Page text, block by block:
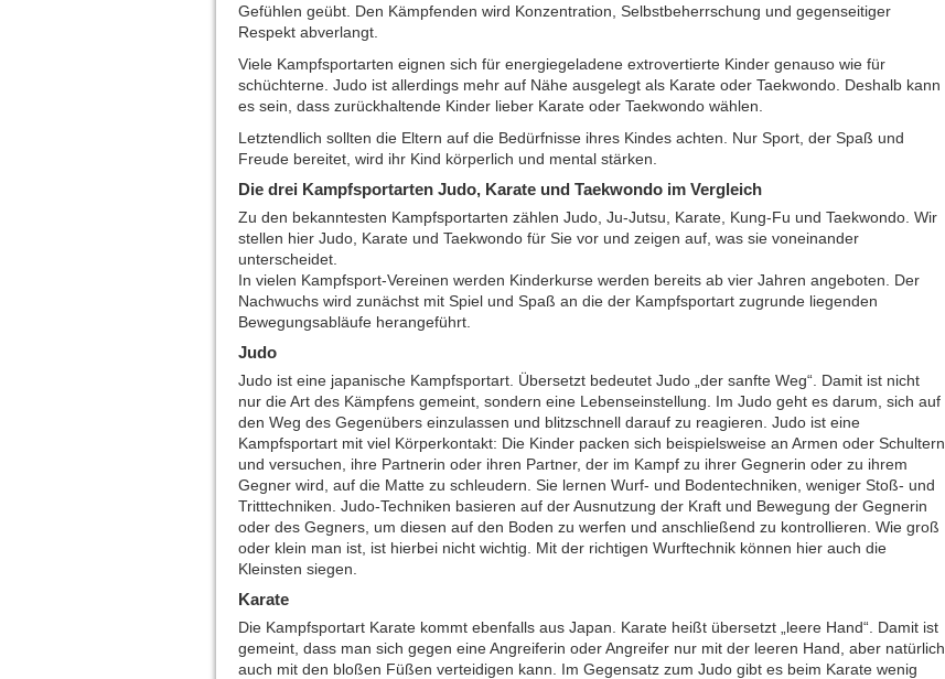
Gefühlen geübt. Den Kämpfenden wird Konzentration, Selbstbeherrschung und gegenseitiger
Respekt abverlangt.
Viele Kampfsportarten eignen sich für energiegeladene extrovertierte Kinder genauso wie für
schüchterne. Judo ist allerdings mehr auf Nähe ausgelegt als Karate oder Taekwondo. Deshalb kann
es sein, dass zurückhaltende Kinder lieber Karate oder Taekwondo wählen.
Letztendlich sollten die Eltern auf die Bedürfnisse ihres Kindes achten. Nur Sport, der Spaß und
Freude bereitet, wird ihr Kind körperlich und mental stärken.
Die drei Kampfsportarten Judo, Karate und Taekwondo im Vergleich
Zu den bekanntesten Kampfsportarten zählen Judo, Ju-Jutsu, Karate, Kung-Fu und Taekwondo. Wir
stellen hier Judo, Karate und Taekwondo für Sie vor und zeigen auf, was sie voneinander
unterscheidet.
In vielen Kampfsport-Vereinen werden Kinderkurse werden bereits ab vier Jahren angeboten. Der
Nachwuchs wird zunächst mit Spiel und Spaß an die der Kampfsportart zugrunde liegenden
Bewegungsabläufe herangeführt.
Judo
Judo ist eine japanische Kampfsportart. Übersetzt bedeutet Judo „der sanfte Weg“. Damit ist nicht
nur die Art des Kämpfens gemeint, sondern eine Lebenseinstellung. Im Judo geht es darum, sich auf
den Weg des Gegenübers einzulassen und blitzschnell darauf zu reagieren. Judo ist eine
Kampfsportart mit viel Körperkontakt: Die Kinder packen sich beispielsweise an Armen oder Schultern
und versuchen, ihre Partnerin oder ihren Partner, der im Kampf zu ihrer Gegnerin oder zu ihrem
Gegner wird, auf die Matte zu schleudern. Sie lernen Wurf- und Bodentechniken, weniger Stoß- und
Tritttechniken. Judo-Techniken basieren auf der Ausnutzung der Kraft und Bewegung der Gegnerin
oder des Gegners, um diesen auf den Boden zu werfen und anschließend zu kontrollieren. Wie groß
oder klein man ist, ist hierbei nicht wichtig. Mit der richtigen Wurftechnik können hier auch die
Kleinsten siegen.
Karate
Die Kampfsportart Karate kommt ebenfalls aus Japan. Karate heißt übersetzt „leere Hand“. Damit ist
gemeint, dass man sich gegen eine Angreiferin oder Angreifer nur mit der leeren Hand, aber natürlich
auch mit den bloßen Füßen verteidigen kann. Im Gegensatz zum Judo gibt es beim Karate wenig